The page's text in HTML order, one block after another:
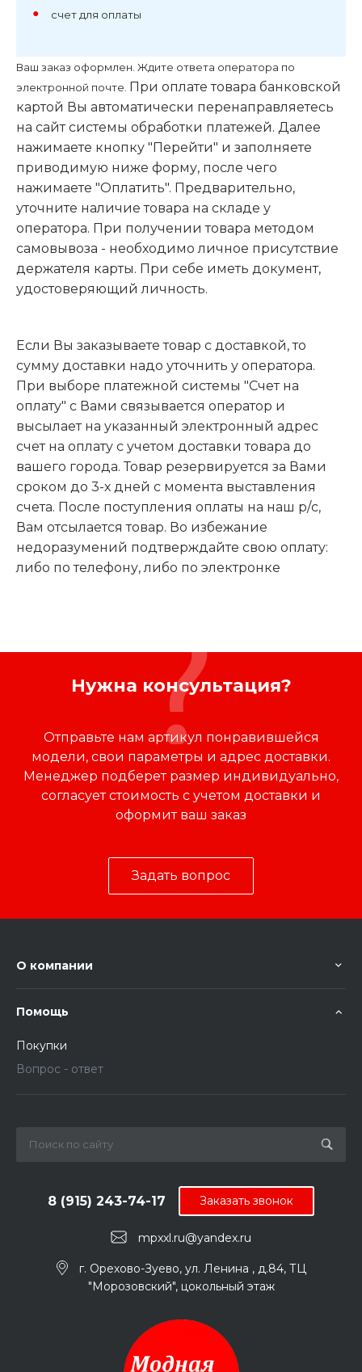
счет для оплаты
Ваш заказ оформлен. Ждите ответа оператора по
электронной почте. При оплате товара банковской
картой Вы автоматически перенаправляетесь
на сайт системы обработки платежей. Далее
нажимаете кнопку "Перейти" и заполняете
приводимую ниже форму, после чего
нажимаете "Оплатить". Предварительно,
уточните наличие товара на складе у
оператора. При получении товара методом
самовывоза - необходимо личное присутствие
держателя карты. При себе иметь документ,
удостоверяющий личность.
Если Вы заказываете товар с доставкой, то
сумму доставки надо уточнить у оператора.
При выборе платежной системы "Счет на
оплату" с Вами связывается оператор и
высылает на указанный электронный адрес
счет на оплату с учетом доставки товара до
вашего города. Товар резервируется за Вами
сроком до 3-х дней с момента выставления
счета. После поступления оплаты на наш р/с,
Вам отсылается товар. Во избежание
недоразумений подтверждайте свою оплату:
либо по телефону, либо по электронке
Нужна консультация?
Отправьте нам артикул понравившейся
модели, свои параметры и адрес доставки.
Менеджер подберет размер индивидуально,
согласует стоимость с учетом доставки и
оформит ваш заказ
Задать вопрос
О компании
Помощь
Покупки
Вопрос - ответ
mpxxl.ru@yandex.ru
8 (915) 243-74-17
г. Орехово-Зуево, ул. Ленина , д.84, ТЦ
"Морозовский", цокольный этаж
Заказать звонок